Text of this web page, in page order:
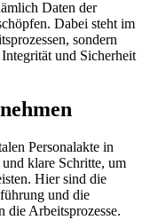
Daten der
Dabei steht im
sondern
und Sicherheit
Personalakte in
klare Schritte, um
Hier sind die
und die
die Arbeitsprozesse.